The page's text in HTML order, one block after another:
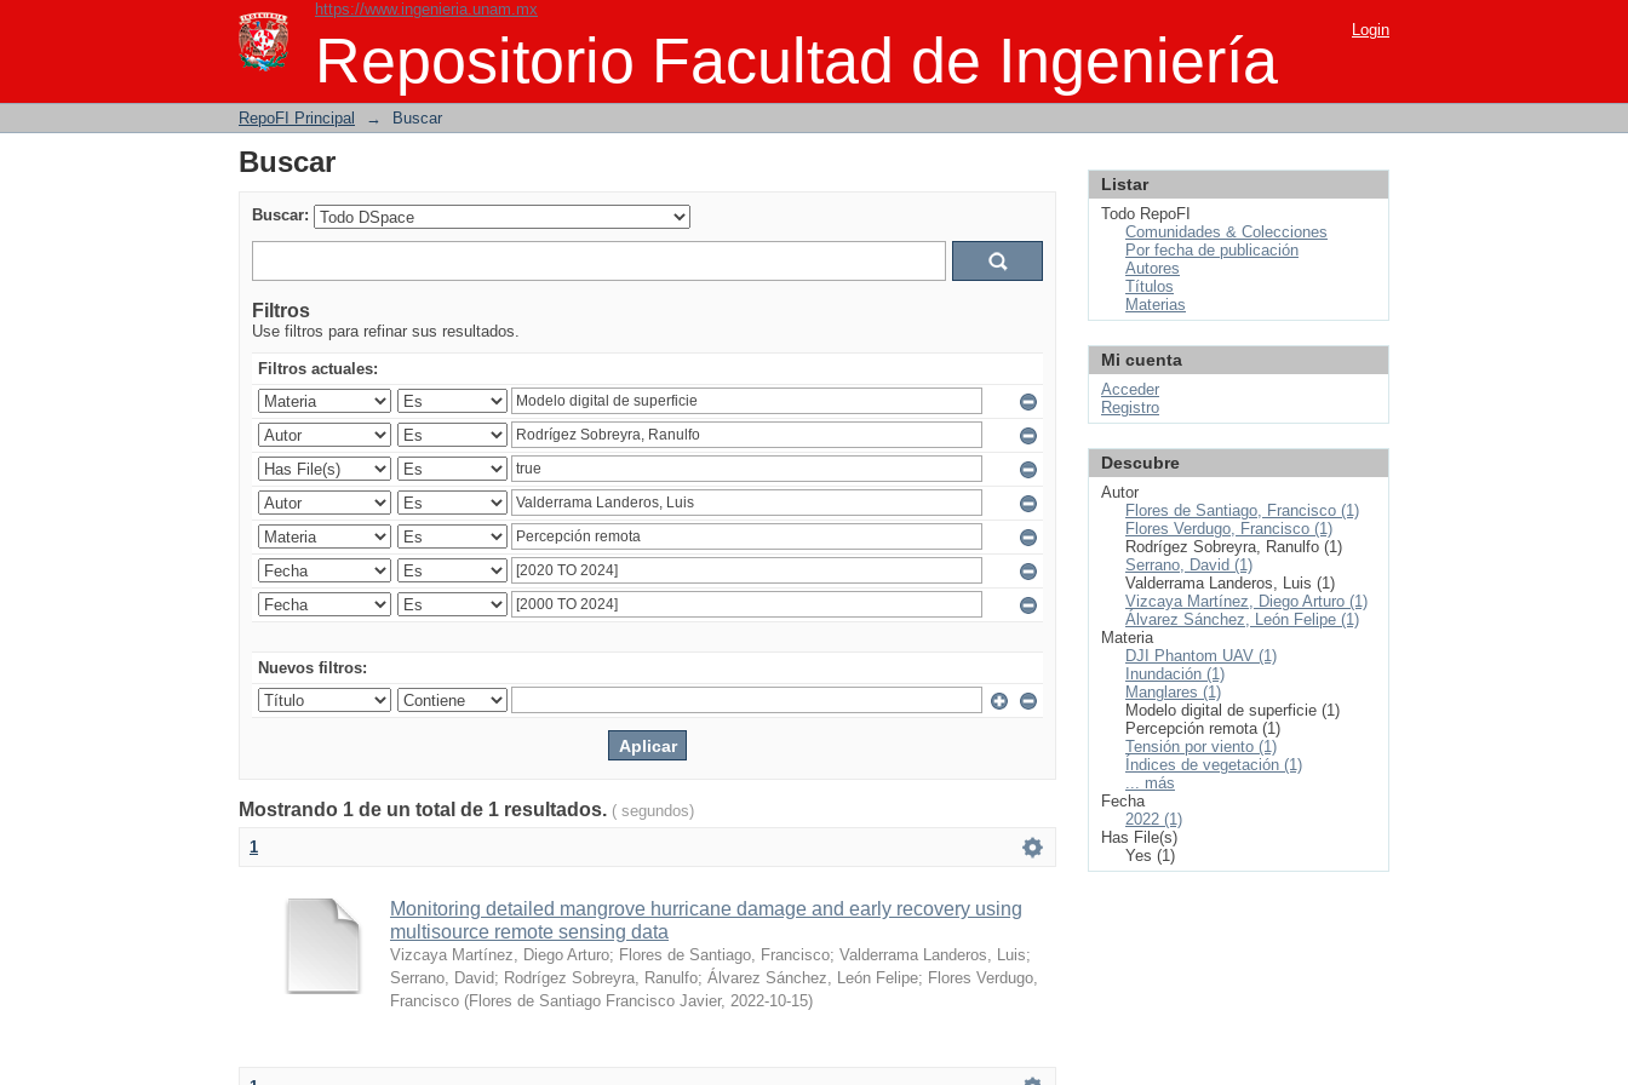
https://www.ingenieria.unam.mx
Repositorio Facultad de Ingeniería
Buscar Login
RepoFI Principal → Buscar
Buscar
Buscar:
Filtros
Use filtros para refinar sus resultados.
Filtros actuales:
Nuevos filtros:
Mostrando 1 de un total de 1 resultados. ( segundos)
1
Monitoring detailed mangrove hurricane damage and early recovery using
multisource remote sensing data
Vizcaya Martínez, Diego Arturo; Flores de Santiago, Francisco; Valderrama Landeros, Luis;
Serrano, David; Rodrígez Sobreyra, Ranulfo; Álvarez Sánchez, León Felipe; Flores Verdugo,
Francisco (Flores de Santiago Francisco Javier, 2022-10-15)
Listar
Todo RepoFI
Comunidades & Colecciones
Por fecha de publicación
Autores
Títulos
Materias
Mi cuenta
Acceder
Registro
Descubre
Autor
Flores de Santiago, Francisco (1)
Flores Verdugo, Francisco (1)
Rodrígez Sobreyra, Ranulfo (1)
Serrano, David (1)
Valderrama Landeros, Luis (1)
Vizcaya Martínez, Diego Arturo (1)
Álvarez Sánchez, León Felipe (1)
Materia
DJI Phantom UAV (1)
Inundación (1)
Manglares (1)
Modelo digital de superficie (1)
Percepción remota (1)
Tensión por viento (1)
Índices de vegetación (1)
... más
Fecha
2022 (1)
Has File(s)
Yes (1)